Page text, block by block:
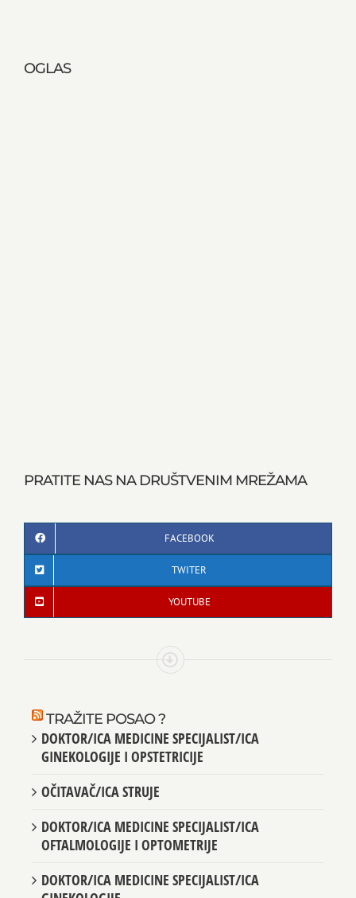
OGLAS
PRATITE NAS NA DRUŠTVENIM MREŽAMA
FACEBOOK
TWITER
YOUTUBE
TRAŽITE POSAO ?
DOKTOR/ICA MEDICINE SPECIJALIST/ICA
GINEKOLOGIJE I OPSTETRICIJE
OČITAVAČ/ICA STRUJE
DOKTOR/ICA MEDICINE SPECIJALIST/ICA
OFTALMOLOGIJE I OPTOMETRIJE
DOKTOR/ICA MEDICINE SPECIJALIST/ICA